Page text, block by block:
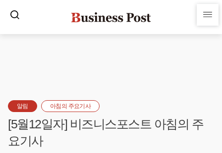
알림 아침의 주요기사
[5월12일자] 비즈니스포스트 아침의 주
요기사